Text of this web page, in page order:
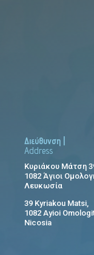
Διεύθυνση |
Address
Κυριάκου Μάτση
1082 Άγιοι
Λευκωσία
39 Kyriakou Matsi,
1082 Ayioi
Nicosia